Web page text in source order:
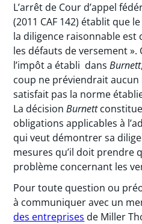
L’arrêt de Cour d’appel
(2011 CAF 142) établit que
la diligence raisonnable
les défauts de versement ».
l’impôt a établi dansBurnett
coup ne préviendrait
satisfait pas la norme
La décisionBurnett
obligations applicables à
qui veut démontrer sa
mesures qu’il doit prendre
problème concernant les
Pour toute question ou
à communiquer avec un
des entreprises de Miller